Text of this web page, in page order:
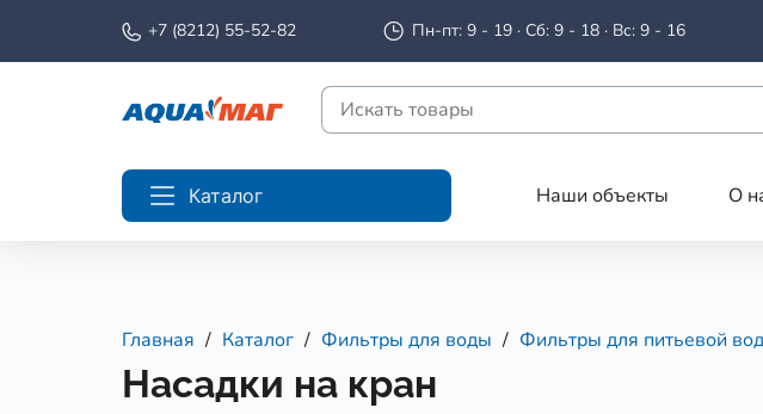
+7 (8212) 55-52-82 Пн-пт: 9 - 19 · Сб: 9 - 18 · Вс: 9 - 16
Каталог Наши объекты О
Главная Каталог Фильтры для воды Фильтры для питьевой
Насадки на кран